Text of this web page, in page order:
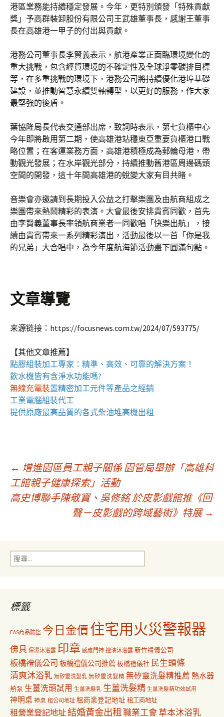
港區業務能持續穩定發展。今年，更特別頒發「特殊貢獻
獎」予高群裝卸股份有限公司王武雄董事長，感謝王董事
長在高雄港一甲子的付出與貢獻。
港務公司董事長李賢義表示，航港產業正面臨環境變化的
重大挑戰，包含經貿環境的不確定性及全球淨零碳排目標
等，在多重挑戰的環境下，港務公司將持續優化港埠基礎
建設，並推動智慧永續雙軸轉型，以更好的服務，作大家
最堅強的後盾。
葉協隆局長代表交通部出席，致詞時表示，第七貨櫃中心
今年即將啟用第二期，使高雄港站穩東亞重要貨櫃港口戰
略位置；在客運業務方面，高雄港積極成為郵輪母港，帶
動觀光發展；在水岸觀光部分，持續推動舊港區周邊碼頭
空間的開發，這十年間高雄港的蛻變大家有目共睹。
音樂會亦邀請到長期投入公益之打擊樂團及由航商組成之
樂團帶來熱鬧精彩的表演。大會最後安排貴賓同歡，首先
由李賢義董事長率領航商業者一同歡唱「快樂出航」，接
續由貴賓帶來一系列精彩演出，活動最後以一首「你是我
的兄弟」大合唱中，為今年度航海節活動畫下圓滿句點。
文章導覽
来源链接：https://focusnews.com.tw/2024/07/593775/
【其他文章推薦】
點膠組裝加工專家：精準、高效、可靠的解決方案！
飲水機皆有含淨水功能嗎?
無線充電裝置精密加工元件等產品之經銷
工業電腦組裝代工
提供原廠最高品質的各式柴油堆高機出租
文
章
覽
← 增進園區員工親子關係 園管局舉辦「高雄科
工館親子健康探索」活動
高史博聯手陳敬寶、吳修銘 於皮影戲館推《回·
聲－皮影戲的跨域藝術》特展 →
搜
尋
標籤
EAS商品防盜 今日金價住宅用火災警報器
佛具 保濕沐浴露 印章 感應門神 控油沐浴露 新竹禮儀公司
板橋禮儀公司 板橋禮儀公司推薦板橋禮儀社 民生頭條
清爽沐浴乳 無矽靈洗髮乳 無矽靈洗髮精 無矽靈洗髮精推薦 熱水器
熱泵 生薑洗頭試用 生薑洗髮乳 生薑洗髮精 生薑洗髮精功效試用
神明桌 神桌 租公司地址 租商業登記地址 租工商地址
租營業登記地址結婚黃金出租職業工會草本沐浴乳